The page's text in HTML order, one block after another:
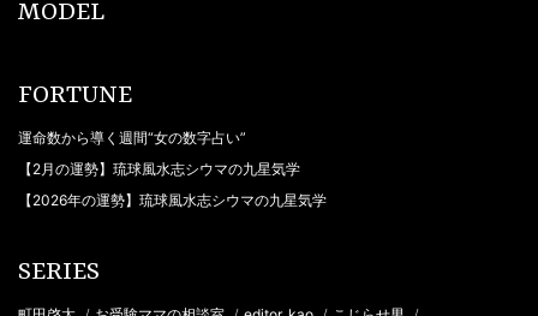
MODEL
FORTUNE
運命数から導く週間“女の数字占い”
【2月の運勢】琉球風水志シウマの九星気学
【2026年の運勢】琉球風水志シウマの九星気学
SERIES